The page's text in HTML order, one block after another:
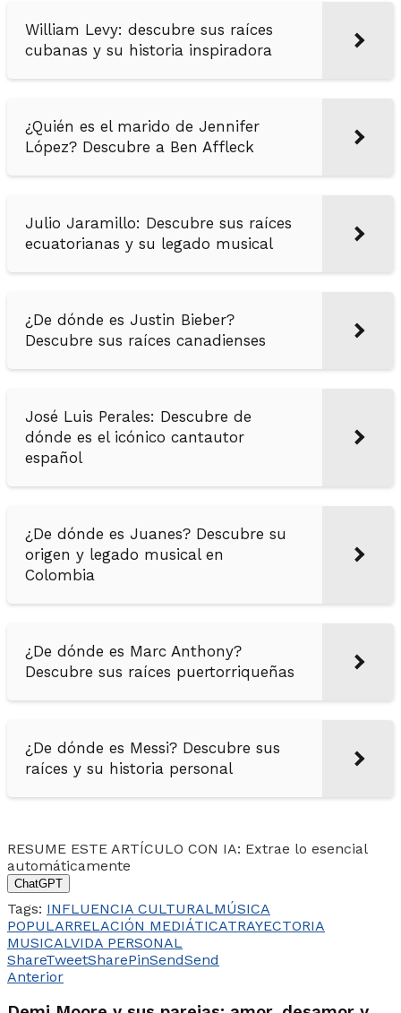
William Levy: descubre sus raíces
cubanas y su historia inspiradora
¿Quién es el marido de Jennifer
López? Descubre a Ben Affleck
Julio Jaramillo: Descubre sus raíces
ecuatorianas y su legado musical
¿De dónde es Justin Bieber?
Descubre sus raíces canadienses
José Luis Perales: Descubre de
dónde es el icónico cantautor
español
¿De dónde es Juanes? Descubre su
origen y legado musical en
Colombia
¿De dónde es Marc Anthony?
Descubre sus raíces puertorriqueñas
¿De dónde es Messi? Descubre sus
raíces y su historia personal
RESUME ESTE ARTÍCULO CON IA: Extrae lo esencial
automáticamente
ChatGPT
Tags: INFLUENCIA CULTURALMÚSICA
POPULARRELACIÓN MEDIÁTICATRAYECTORIA
MUSICALVIDA PERSONAL
ShareTweetSharePinSendSend
Anterior